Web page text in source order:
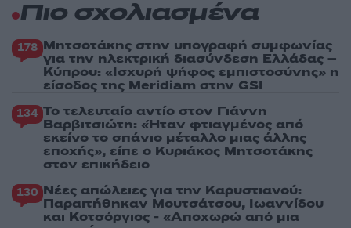
Πιο σχολιασμένα
178 Μητσοτάκης στην υπογραφή συμφωνίας
για την ηλεκτρική διασύνδεση Ελλάδας –
Κύπρου: «Ισχυρή ψήφος εμπιστοσύνης» η
είσοδος της Meridiam στην GSI
134 Το τελευταίο αντίο στον Γιάννη
Βαρβιτσιώτη: «Ήταν φτιαγμένος από
εκείνο το σπάνιο μέταλλο μιας άλλης
εποχής», είπε ο Κυριάκος Μητσοτάκης
στον επικήδειο
130 Νέες απώλειες για την Καρυστιανού:
Παραιτήθηκαν Μουτσάτσου, Ιωαννίδου
και Κοτσόργιος - «Αποχωρώ από μια